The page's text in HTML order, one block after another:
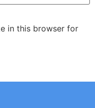
in this browser for